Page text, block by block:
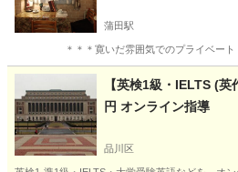
円。入会金、テキスト
イアルレッスン出来ま
朝９：００から夜９：
ます。
蒲田駅
＊＊＊寛いだ雰囲気でのプライベート
東京 大田区 蒲田駅
【英検1級・IELTS (
円 オンライン指導
品川区